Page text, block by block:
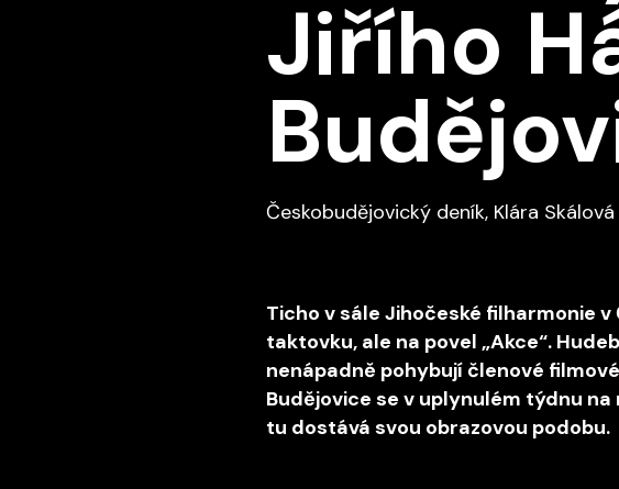
Jiřího
‍Českobudějovický deník, Klára Skálová
Ticho v sále Jihočeské filharmonie
taktovku, ale na povel „Akce“.
nenápadně pohybují členové
Budějovice se v uplynulém týdnu
tu dostává svou obrazovou podobu.